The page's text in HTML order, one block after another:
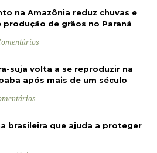
na Amazônia reduz chuvas e
de grãos no Paraná
suja volta a se reproduzir na
após mais de um século
brasileira que ajuda a proteger